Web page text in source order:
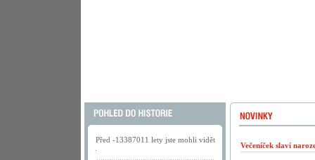
Před -13387011 lety jste mohli vidět
Večeníček slaví